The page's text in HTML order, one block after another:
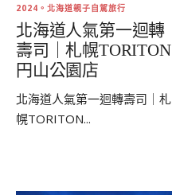
2024。北海道親子自駕旅行
北海道人氣第一迴轉
壽司｜札幌TORITON
円山公園店
北海道人氣第一迴轉壽司｜札
幌TORITON...